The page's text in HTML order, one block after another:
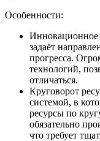
Особенности:
Инновационное
задаёт
прогресса.
технологий,
отличаться.
Круговорот
системой, в
ресурсы по
обязательно
что требует